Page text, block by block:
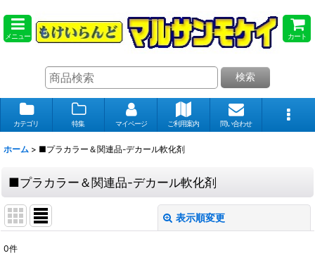
メニュー カート
検索
カテゴリ 特集 マイページ ご利用案内 問い合わせ
ホーム > ■プラカラー＆関連品-デカール軟化剤
■プラカラー＆関連品-デカール軟化剤
表示順変更
0件